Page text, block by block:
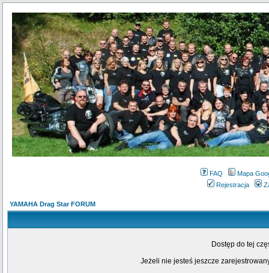
FAQ
Mapa
Rejestracja
YAMAHA Drag Star FORUM
Dostęp do tej
Jeżeli nie jesteś jeszcze